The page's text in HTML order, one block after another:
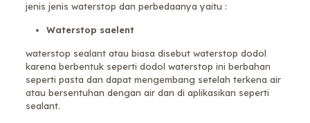
jenis jenis waterstop dan perbedaanya yaitu :
Waterstop saelent
waterstop sealant atau biasa disebut waterstop dodol
karena berbentuk seperti dodol waterstop ini berbahan
seperti pasta dan dapat mengembang setelah terkena air
atau bersentuhan dengan air dan di aplikasikan seperti
sealant.